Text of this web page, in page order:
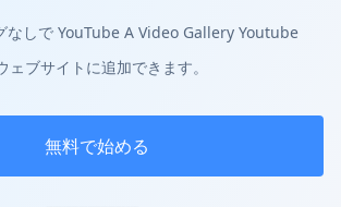
なしで YouTube A Video Gallery Youtube
ブサイトに追加できます。
無料で始める